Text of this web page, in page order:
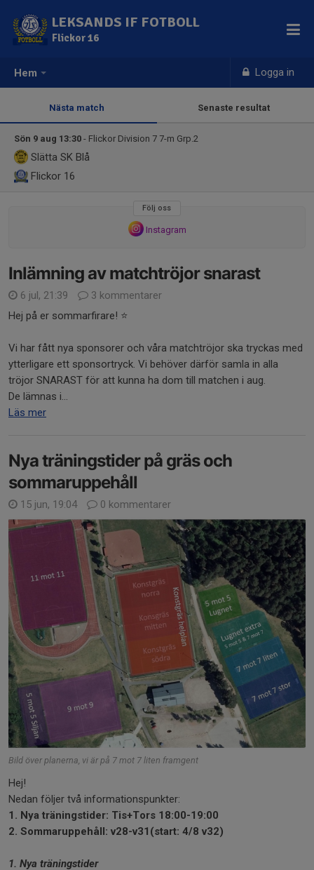
Hem Logga in
LEKSANDS IF FOTBOLL
Flickor 16
Nästa match Senaste resultat
Sön 9 aug 13:30 - Flickor Division 7 7-m Grp.2
Slätta SK Blå
Flickor 16
Följ oss
Instagram
Inlämning av matchtröjor snarast
6 jul, 21:39
3 kommentarer
Hej på er sommarfirare! ⭐️
Vi har fått nya sponsorer och våra matchtröjor ska tryckas med
ytterligare ett sponsortryck. Vi behöver därför samla in alla
tröjor SNARAST för att kunna ha dom till matchen i aug.
De lämnas i...
Läs mer
Nya träningstider på gräs och
sommaruppehåll
15 jun, 19:04 0 kommentarer
Bild över planerna, vi är på 7 mot 7 liten framgent
Hej!
Nedan följer två informationspunkter:
1. Nya träningstider: Tis+Tors 18:00-19:00
2. Sommaruppehåll: v28-v31(start: 4/8 v32)
1. Nya träningstider